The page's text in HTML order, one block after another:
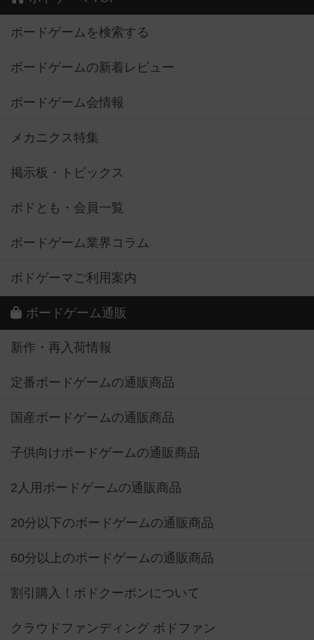
ボードゲームを検索する
ボードゲームの新着レビュー
ボードゲーム会情報
メカニクス特集
掲示板・トピックス
ボドとも・会員一覧
ボードゲーム業界コラム
ボドゲーマご利用案内
ボードゲーム通販
新作・再入荷情報
定番ボードゲームの通販商品
国産ボードゲームの通販商品
子供向けボードゲームの通販商品
2人用ボードゲームの通販商品
20分以下のボードゲームの通販商品
60分以上のボードゲームの通販商品
割引購入！ボドクーポンについて
クラウドファンディング ボドファン